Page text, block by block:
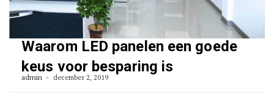
Waarom LED panelen een goede
keus voor besparing is
admin december 2, 2019